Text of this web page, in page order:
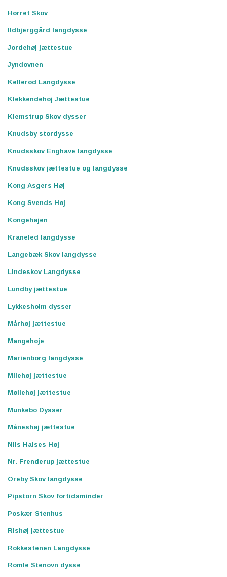
Hørret Skov
Ildbjerggård langdysse
Jordehøj jættestue
Jyndovnen
Kellerød Langdysse
Klekkendehøj Jættestue
Klemstrup Skov dysser
Knudsby stordysse
Knudsskov Enghave langdysse
Knudsskov jættestue og langdysse
Kong Asgers Høj
Kong Svends Høj
Kongehøjen
Kraneled langdysse
Langebæk Skov langdysse
Lindeskov Langdysse
Lundby jættestue
Lykkesholm dysser
Mårhøj jættestue
Mangehøje
Marienborg langdysse
Milehøj jættestue
Møllehøj jættestue
Munkebo Dysser
Måneshøj jættestue
Nils Halses Høj
Nr. Frenderup jættestue
Oreby Skov langdysse
Pipstorn Skov fortidsminder
Poskær Stenhus
Rishøj jættestue
Rokkestenen Langdysse
Romle Stenovn dysse